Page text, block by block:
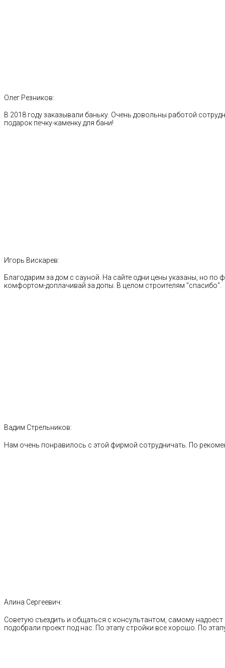
Олег Резников:
В 2018 году заказывали баньку. Очень довольны работой
подарок печку-каменку для бани!
Игорь Вискарев:
Благодарим за дом с сауной. На сайте одни цены указаны, но по
комфортом-доплачивай за допы. В целом строителям "спасибо".
Вадим Стрельников:
Нам очень понравилось с этой фирмой сотрудничать. По
Алина Сергеевич:
Советую съездить и общаться с консультантом, самому
подобрали проект под нас. По этапу стройки все хорошо. По